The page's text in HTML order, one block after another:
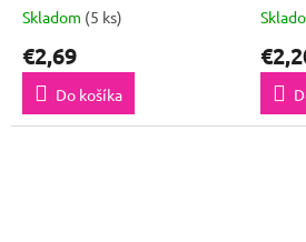
Skladom (5 ks)
€2,69
Do košíka